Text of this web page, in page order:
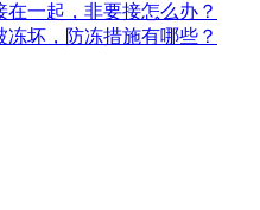
在一起，非要接怎么办？
冻坏，防冻措施有哪些？